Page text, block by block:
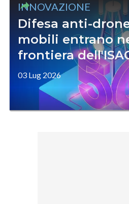
INNOVAZIONE
Difesa anti-
mobili entrano
frontiera
03 Lug 2026